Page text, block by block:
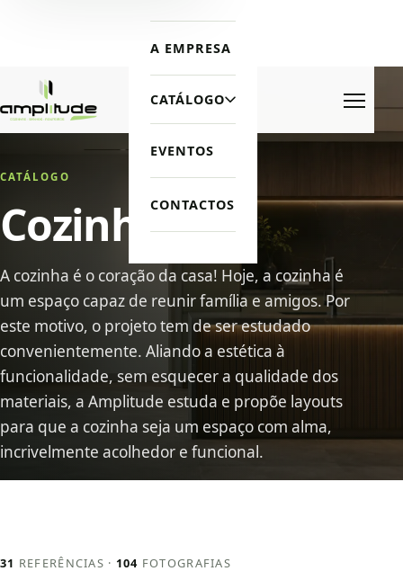
A EMPRESA
CATÁLOGO
EVENTOS
CONTACTOS
CATÁLOGO
Cozinhas
A cozinha é o coração da casa! Hoje, a cozinha é
um espaço capaz de reunir família e amigos. Por
este motivo, o projeto tem de ser estudado
convenientemente. Aliando a estética à
funcionalidade, sem esquecer a qualidade dos
materiais, a Amplitude estuda e propõe layouts
para que a cozinha seja um espaço com alma,
incrivelmente acolhedor e funcional.
31 REFERÊNCIAS · 104 FOTOGRAFIAS